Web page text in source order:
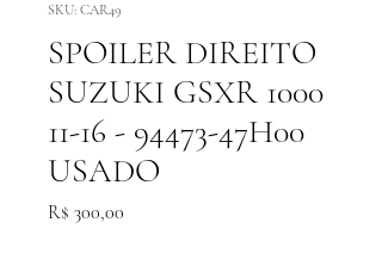
SKU: CAR49
SPOILER DIREITO
SUZUKI GSXR 1000
11-16 - 94473-47H00
USADO
R$ 300,00